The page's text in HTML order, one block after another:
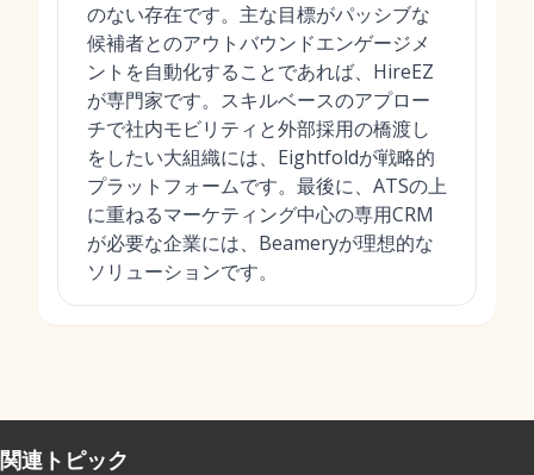
のない存在です。主な目標がパッシブな
候補者とのアウトバウンドエンゲージメ
ントを自動化することであれば、HireEZ
が専門家です。スキルベースのアプロー
チで社内モビリティと外部採用の橋渡し
をしたい大組織には、Eightfoldが戦略的
プラットフォームです。最後に、ATSの上
に重ねるマーケティング中心の専用CRM
が必要な企業には、Beameryが理想的な
ソリューションです。
関連トピック